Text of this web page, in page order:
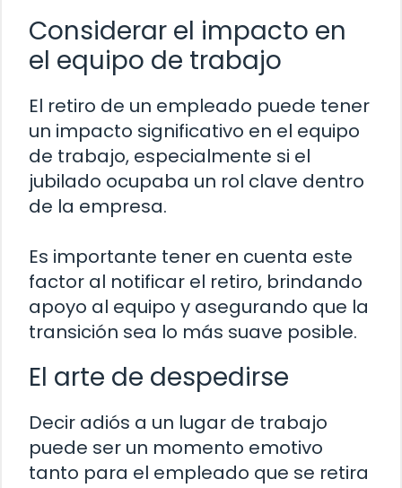
Considerar el impacto en
el equipo de trabajo
El retiro de un empleado puede tener
un impacto significativo en el equipo
de trabajo, especialmente si el
jubilado ocupaba un rol clave dentro
de la empresa.
Es importante tener en cuenta este
factor al notificar el retiro, brindando
apoyo al equipo y asegurando que la
transición sea lo más suave posible.
El arte de despedirse
Decir adiós a un lugar de trabajo
puede ser un momento emotivo
tanto para el empleado que se retira